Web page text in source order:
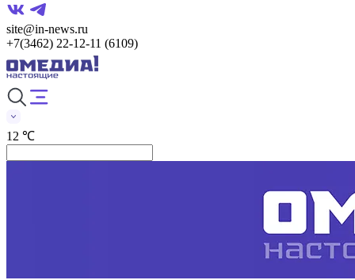
site@in-news.ru
+7(3462) 22-12-11 (6109)
12 ℃